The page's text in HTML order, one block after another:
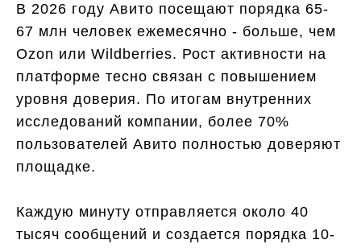
В 2026 году Авито посещают порядка 65-
67 млн человек ежемесячно - больше, чем
Ozon или Wildberries. Рост активности на
платформе тесно связан с повышением
уровня доверия. По итогам внутренних
исследований компании, более 70%
пользователей Авито полностью доверяют
площадке.
Каждую минуту отправляется около 40
тысяч сообщений и создается порядка 10-